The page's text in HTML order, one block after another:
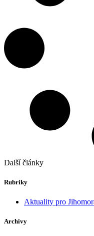
Další články
Rubriky
Aktuality pro
Archivy